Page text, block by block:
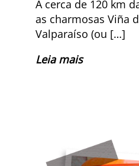
A cerca de 120 km
as charmosas Viña
Valparaíso (ou […]
Leia mais